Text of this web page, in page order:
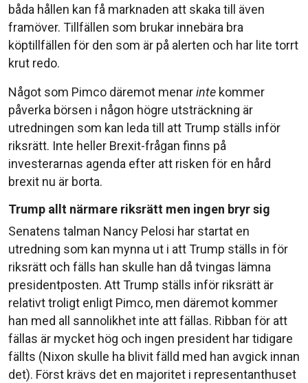
båda hållen kan få marknaden att skaka till även
framöver. Tillfällen som brukar innebära bra
köptillfällen för den som är på alerten och har lite torrt
krut redo.
Något som Pimco däremot menarinte kommer
påverka börsen i någon högre utsträckning är
utredningen som kan leda till att Trump ställs inför
riksrätt. Inte heller Brexit-frågan finns på
investerarnas agenda efter att risken för en hård
brexit nu är borta.
Trump allt närmare riksrätt men ingen bryr sig
Senatens talman Nancy Pelosi har startat en
utredning som kan mynna ut i att Trump ställs in för
riksrätt och fälls han skulle han då tvingas lämna
presidentposten. Att Trump ställs inför riksrätt är
relativt troligt enligt Pimco, men däremot kommer
han med all sannolikhet inte att fällas. Ribban för att
fällas är mycket hög och ingen president har tidigare
fällts (Nixon skulle ha blivit fälld med han avgick innan
det). Först krävs det en majoritet i representanthuset